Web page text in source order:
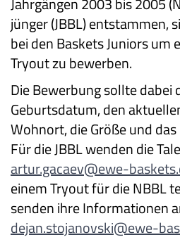
jünger (JBBL) entstammen,
bei den Baskets Juniors um
Tryout zu bewerben.
Die Bewerbung sollte dabei
Geburtsdatum, den
Wohnort, die Größe und
Für die JBBL wenden die
artur.gacaev@ewe-
einem Tryout für die NBBL
senden ihre Informationen
dejan.stojanovski@ewe-